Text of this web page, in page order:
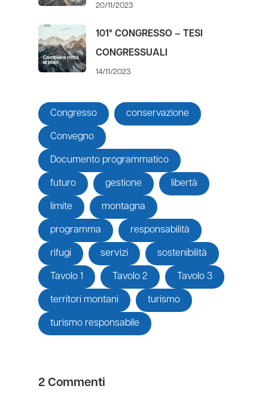
20/11/2023
101° CONGRESSO – TESI
CONGRESSUALI
14/11/2023
Congresso conservazione
Convegno
Documento programmatico
futuro gestione libertà
limite montagna
programma responsabilità
rifugi servizi sostenibilità
Tavolo 1 Tavolo 2 Tavolo 3
territori montani turismo
turismo responsabile
2 Commenti